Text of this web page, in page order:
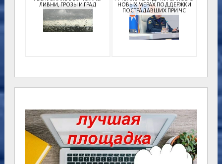
ЛИВНИ, ГРОЗЫ И ГРАД
НОВЫХ МЕРАХ ПОДДЕРЖКИ
ПОСТРАДАВШИХ ПРИ ЧС